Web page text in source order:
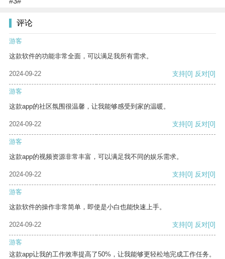
评论
游客
这款软件的功能非常全面，可以满足我所有需求。
2024-09-22 支持[0] 反对[0]
游客
这款app的社区氛围很温馨，让我能够感受到家的温暖。
2024-09-22 支持[0] 反对[0]
游客
这款app的视频资源非常丰富，可以满足我不同的娱乐需求。
2024-09-22 支持[0] 反对[0]
游客
这款软件的操作非常简单，即使是小白也能快速上手。
2024-09-22 支持[0] 反对[0]
游客
这款app让我的工作效率提高了50%，让我能够更轻松地完成工作任务。